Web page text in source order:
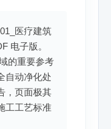
医疗建筑
电子版。
的重要参考
自动净化处
，页面极其
工工艺标准